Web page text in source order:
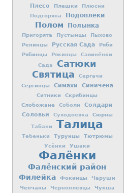
Плесо Плешки
Плюсни
Подгоряна
Подоплёки
Полом Полынка
Пригорята Пустынцы Пыхово
Репинцы Русская Сада
Ряби
Рябинцы
Рякинцы
Савинёнки
Сада
Сатюки
Святица
Сергачи
Сергинцы Симахи Синичена
Ситники
Скрябинцы
Слобожане
Соболи
Солдари
Соловьи
Суходоевка Сюрны
Табани Талица
Тебеньки Турунцы Тютрюмы
Усёнки Ушаки
Фалёнки
Фалёнский район
Филейка Фокинцы Чаруши
Чепчаны Черноплевцы Чукша